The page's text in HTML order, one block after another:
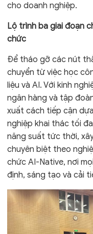
cho doanh nghiệp.
Lộ trình ba giai đoạn
chức
Để tháo gỡ các nút
chuyển từ việc học
liệu và AI. Với kinh
ngân hàng và tập
xuất cách tiếp cận
nghiệp khai thác tối
năng suất tức thời,
chuyên biệt theo
chức AI-Native, nơi
định, sáng tạo và cải